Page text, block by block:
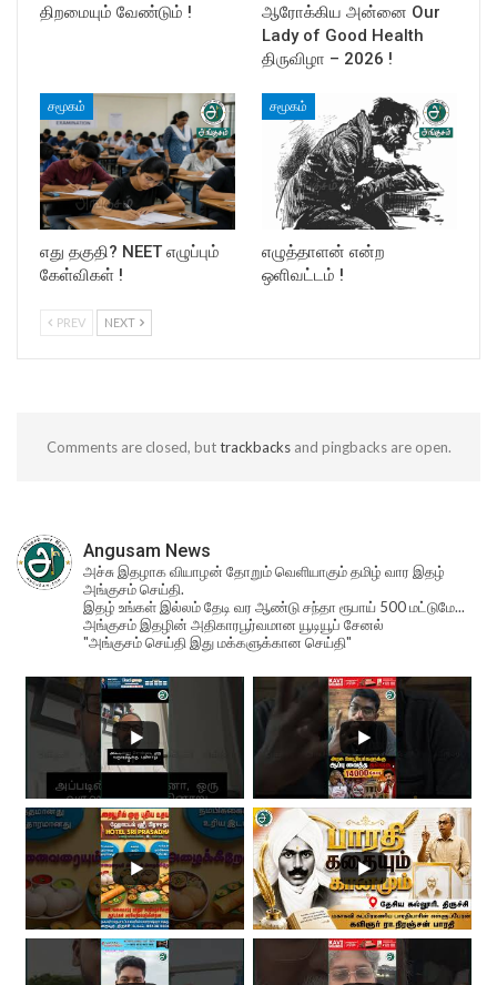
திறமையும் வேண்டும் !
ஆரோக்கிய அன்னை Our
Lady of Good Health
திருவிழா – 2026 !
சமூகம்
எது தகுதி? NEET எழுப்பும்
கேள்விகள் !
சமூகம்
எழுத்தாளன் என்ற
ஒளிவட்டம் !
PREV NEXT
Comments are closed, buttrackbacksand pingbacks are open.
Angusam News
அச்சு இதழாக வியாழன் தோறும் வெளியாகும் தமிழ் வார இதழ்
அங்குசம் செய்தி.
இதழ் உங்கள் இல்லம் தேடி வர ஆண்டு சந்தா ரூபாய் 500 மட்டுமே...
அங்குசம் இதழின் அதிகாரபூர்வமான யூடியூப் சேனல்
"அங்குசம் செய்தி இது மக்களுக்கான செய்தி"